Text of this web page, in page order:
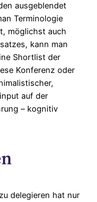
ausgeblendet
Terminologie
möglichst auch
kann man
Shortlist der
Konferenz oder
auf der
– kognitiv
delegieren hat nur